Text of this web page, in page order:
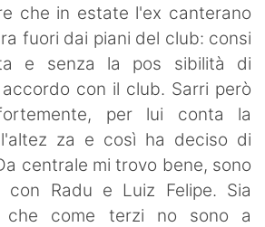
che in estate l'ex canterano
fuori dai piani del club: consi
e senza la pos sibilità di
con il club. Sarri però
per lui conta la
za e così ha deciso di
centrale mi trovo bene, sono
Radu e Luiz Felipe. Sia
che come terzi no sono a